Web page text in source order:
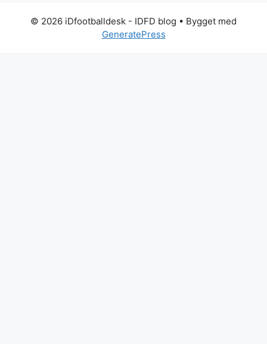
© 2026 iDfootballdesk - IDFD blog • Bygget med
GeneratePress